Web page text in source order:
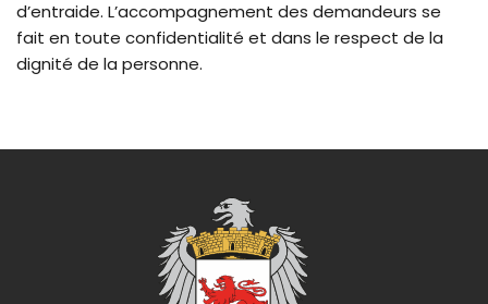
d’entraide. L’accompagnement des demandeurs se
fait en toute confidentialité et dans le respect de la
dignité de la personne.